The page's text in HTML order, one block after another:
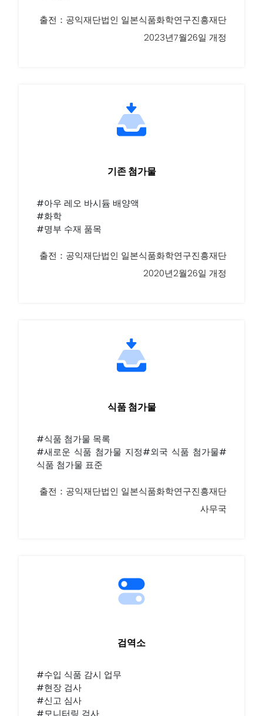
출전：공익재단법인 일본식품화학연구진흥재단
2023년7월26일 개정
기존 첨가물
#아우 레오 바시듐 배양액
#화학
#명부 수재 품목
출전：공익재단법인 일본식품화학연구진흥재단
2020년2월26일 개정
식품 첨가물
#식품 첨가물 목록
#새로운 식품 첨가물 지정#외국 식품 첨가물#
식품 첨가물 표준
출전：공익재단법인 일본식품화학연구진흥재단
사무국
검역소
#수입 식품 감시 업무
#현장 검사
#신고 심사
#모니터링 검사